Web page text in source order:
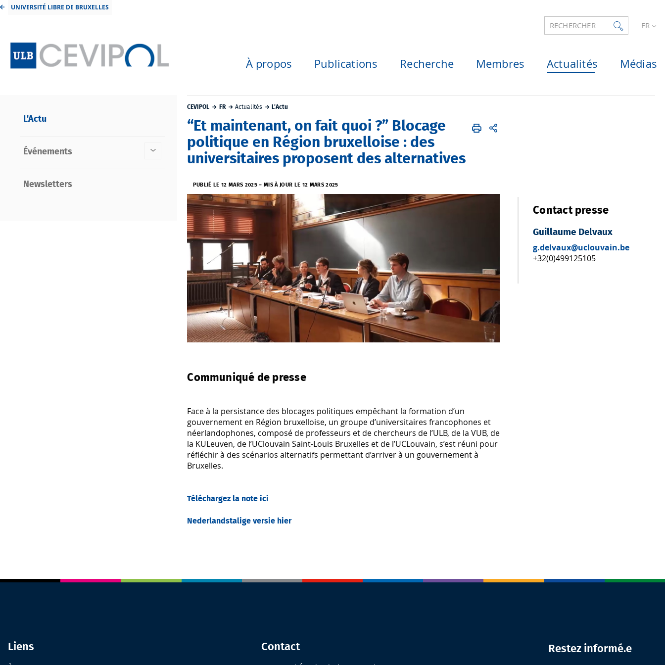
UNIVERSITÉ LIBRE DE BRUXELLES
RECHERCHER FR
À propos Publications Recherche Membres Actualités Médias
L'Actu
Événements
Newsletters
CEVIPOL FR Actualités L'Actu
“Et maintenant, on fait quoi ?” Blocage
politique en Région bruxelloise : des
universitaires proposent des alternatives
PUBLIÉ LE 12 MARS 2025 – MIS À JOUR LE 12 MARS 2025
Communiqué de presse
Face à la persistance des blocages politiques empêchant la formation d’un
gouvernement en Région bruxelloise, un groupe d’universitaires francophones et
néerlandophones, composé de professeurs et de chercheurs de l’ULB, de la VUB, de
la KULeuven, de l’UClouvain Saint-Louis Bruxelles et de l’UCLouvain, s’est réuni pour
réfléchir à des scénarios alternatifs permettant d’arriver à un gouvernement à
Bruxelles.
Téléchargez la note ici
Nederlandstalige versie hier
Contact presse
Guillaume Delvaux
g.delvaux@uclouvain.be
+32(0)499125105
Liens Contact Restez informé.e